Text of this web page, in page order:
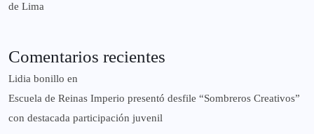
de Lima
Comentarios recientes
Lidia bonillo en
Escuela de Reinas Imperio presentó desfile “Sombreros Creativos”
con destacada participación juvenil